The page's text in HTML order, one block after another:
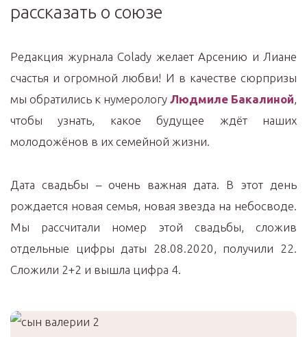
рассказать о союзе
Редакция журнала Colady желает Арсению и Лиане
счастья и огромной любви! И в качестве сюрпризы
мы обратились к нумерологу Людмиле Бакалиной,
чтобы узнать, какое будущее ждёт наших
молодожёнов в их семейной жизни.
Дата свадьбы – очень важная дата. В этот день
рождается новая семья, новая звезда на небосводе.
Мы рассчитали номер этой свадьбы, сложив
отдельные цифры даты 28.08.2020, получили 22.
Сложили 2+2 и вышла цифра 4.